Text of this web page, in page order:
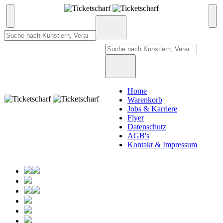
Home
Warenkorb
Jobs & Karriere
Flyer
Datenschutz
AGB's
Kontakt & Impressum